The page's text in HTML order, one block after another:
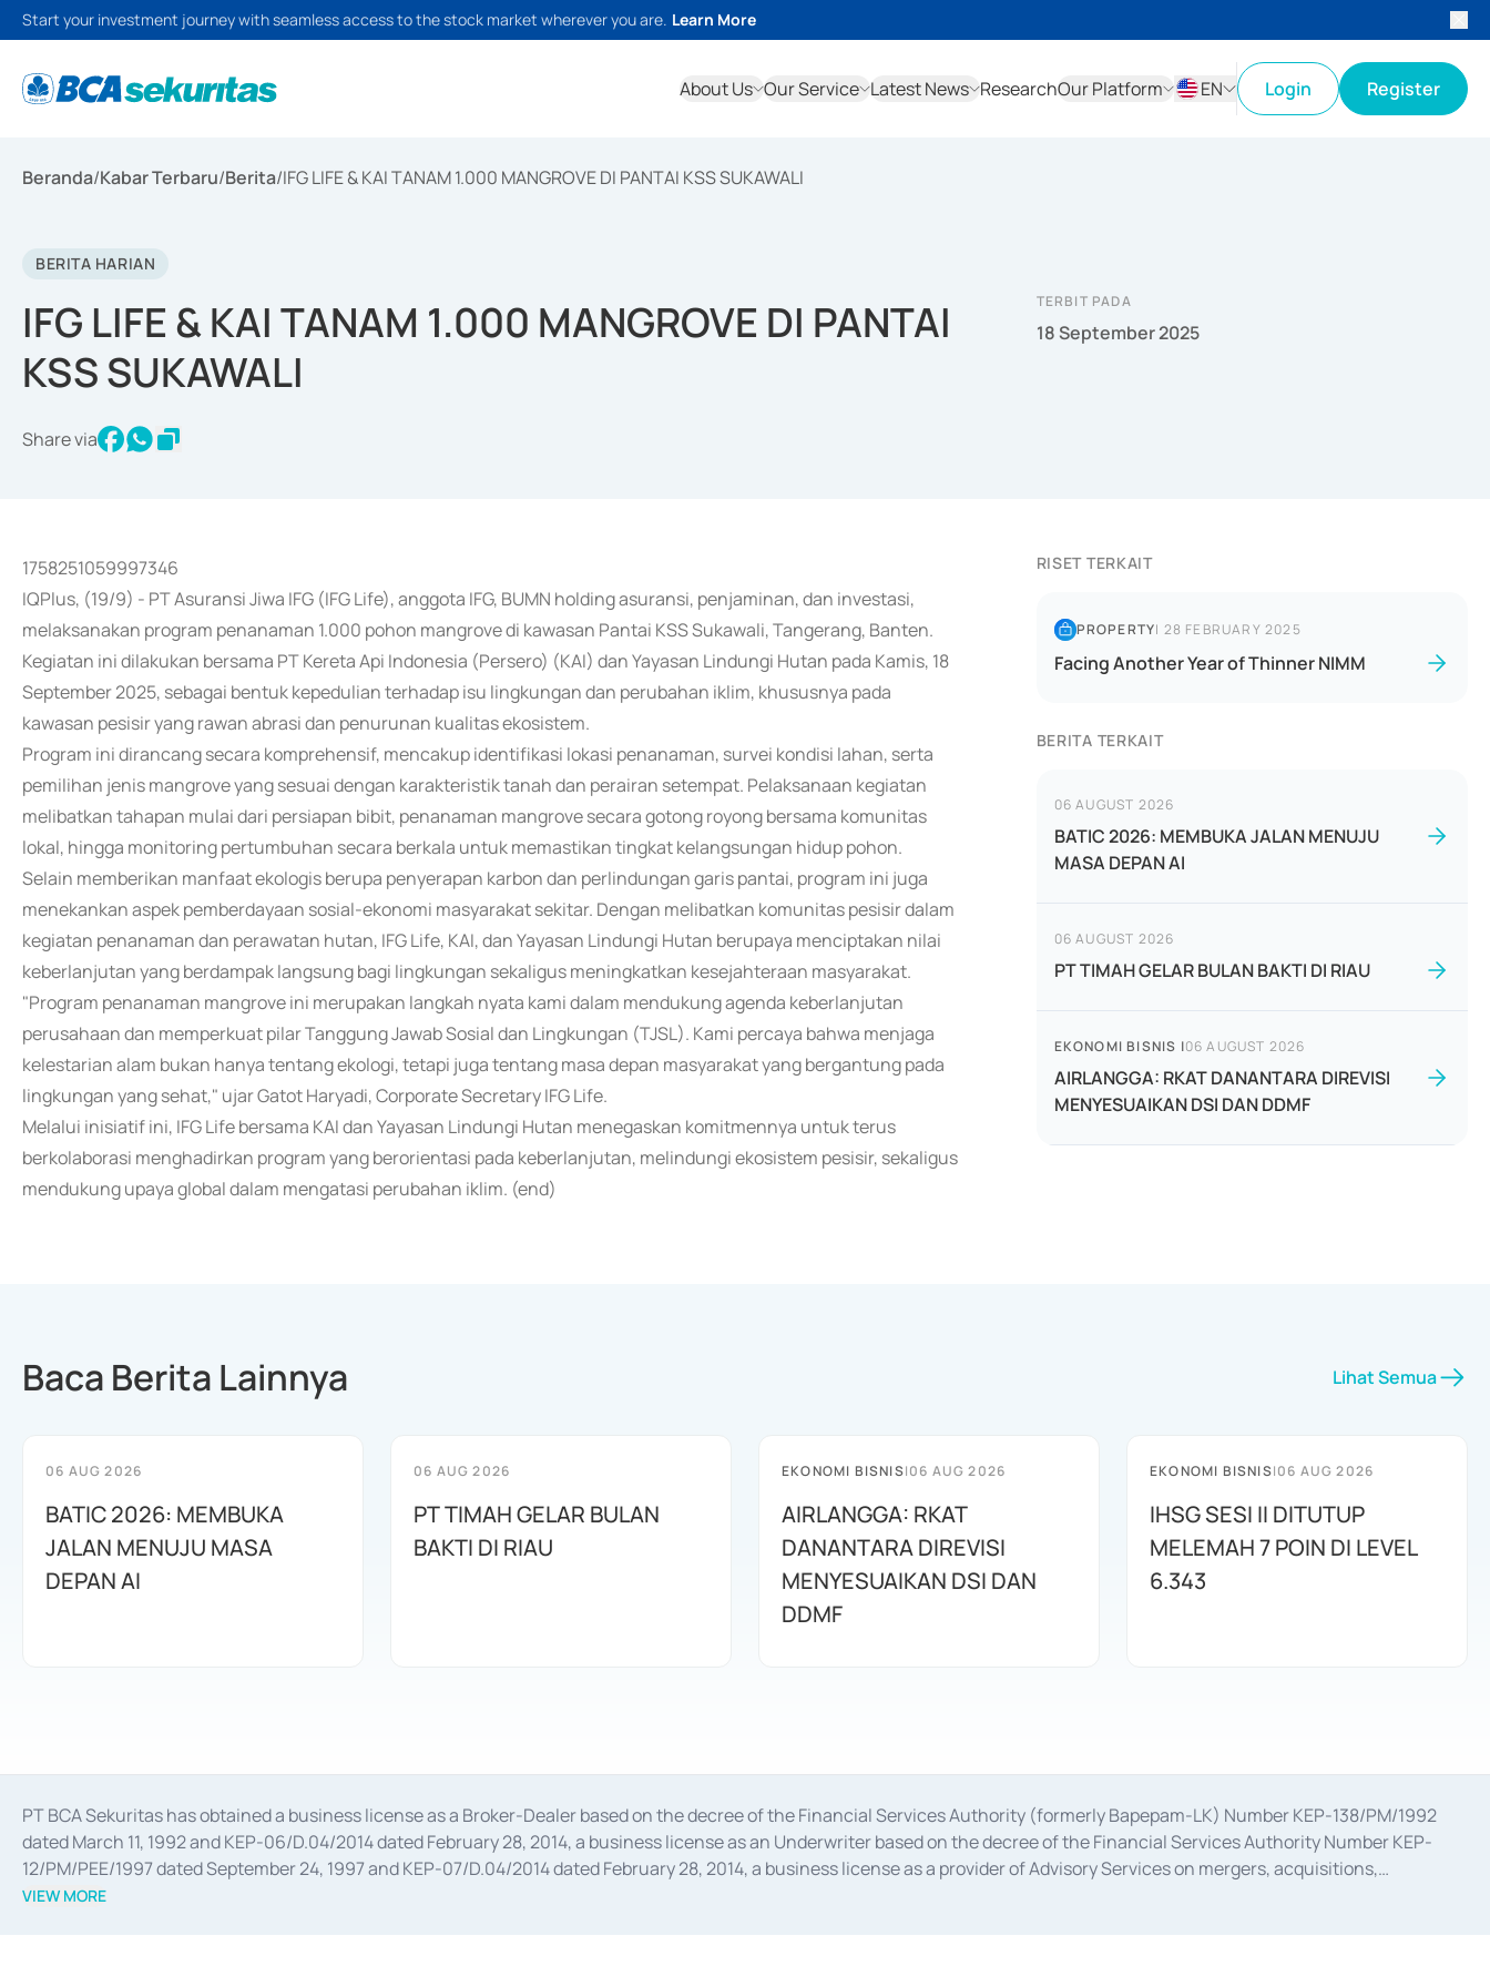
Start your investment journey with seamless access to the stock market wherever you are. Learn More
About Us Our Service Latest News ResearchOur Platform
EN
Login Register
Beranda/Kabar Terbaru/Berita/IFG LIFE & KAI TANAM 1.000 MANGROVE DI PANTAI KSS SUKAWALI
BERITA HARIAN
IFG LIFE & KAI TANAM 1.000 MANGROVE DI PANTAI
KSS SUKAWALI
Share via
TERBIT PADA
18 September 2025
1758251059997346
IQPlus, (19/9) - PT Asuransi Jiwa IFG (IFG Life), anggota IFG, BUMN holding asuransi, penjaminan, dan investasi,
melaksanakan program penanaman 1.000 pohon mangrove di kawasan Pantai KSS Sukawali, Tangerang, Banten.
Kegiatan ini dilakukan bersama PT Kereta Api Indonesia (Persero) (KAI) dan Yayasan Lindungi Hutan pada Kamis, 18
September 2025, sebagai bentuk kepedulian terhadap isu lingkungan dan perubahan iklim, khususnya pada
kawasan pesisir yang rawan abrasi dan penurunan kualitas ekosistem.
Program ini dirancang secara komprehensif, mencakup identifikasi lokasi penanaman, survei kondisi lahan, serta
pemilihan jenis mangrove yang sesuai dengan karakteristik tanah dan perairan setempat. Pelaksanaan kegiatan
melibatkan tahapan mulai dari persiapan bibit, penanaman mangrove secara gotong royong bersama komunitas
lokal, hingga monitoring pertumbuhan secara berkala untuk memastikan tingkat kelangsungan hidup pohon.
Selain memberikan manfaat ekologis berupa penyerapan karbon dan perlindungan garis pantai, program ini juga
menekankan aspek pemberdayaan sosial-ekonomi masyarakat sekitar. Dengan melibatkan komunitas pesisir dalam
kegiatan penanaman dan perawatan hutan, IFG Life, KAI, dan Yayasan Lindungi Hutan berupaya menciptakan nilai
keberlanjutan yang berdampak langsung bagi lingkungan sekaligus meningkatkan kesejahteraan masyarakat.
"Program penanaman mangrove ini merupakan langkah nyata kami dalam mendukung agenda keberlanjutan
perusahaan dan memperkuat pilar Tanggung Jawab Sosial dan Lingkungan (TJSL). Kami percaya bahwa menjaga
kelestarian alam bukan hanya tentang ekologi, tetapi juga tentang masa depan masyarakat yang bergantung pada
lingkungan yang sehat," ujar Gatot Haryadi, Corporate Secretary IFG Life.
Melalui inisiatif ini, IFG Life bersama KAI dan Yayasan Lindungi Hutan menegaskan komitmennya untuk terus
berkolaborasi menghadirkan program yang berorientasi pada keberlanjutan, melindungi ekosistem pesisir, sekaligus
mendukung upaya global dalam mengatasi perubahan iklim. (end)
RISET TERKAIT
PROPERTY| 28 FEBRUARY 2025
Facing Another Year of Thinner NIMM
BERITA TERKAIT
06 AUGUST 2026
BATIC 2026: MEMBUKA JALAN MENUJU
MASA DEPAN AI
06 AUGUST 2026
PT TIMAH GELAR BULAN BAKTI DI RIAU
EKONOMI BISNIS |06 AUGUST 2026
AIRLANGGA: RKAT DANANTARA DIREVISI
MENYESUAIKAN DSI DAN DDMF
Baca Berita Lainnya Lihat Semua
06 AUG 2026
BATIC 2026: MEMBUKA
JALAN MENUJU MASA
DEPAN AI
06 AUG 2026
PT TIMAH GELAR BULAN
BAKTI DI RIAU
EKONOMI BISNIS|06 AUG 2026
AIRLANGGA: RKAT
DANANTARA DIREVISI
MENYESUAIKAN DSI DAN
DDMF
EKONOMI BISNIS|06 AUG 2026
IHSG SESI II DITUTUP
MELEMAH 7 POIN DI LEVEL
6.343
PT BCA Sekuritas has obtained a business license as a Broker-Dealer based on the decree of the Financial Services Authority (formerly Bapepam-LK) Number KEP-138/PM/1992
dated March 11, 1992 and KEP-06/D.04/2014 dated February 28, 2014, a business license as an Underwriter based on the decree of the Financial Services Authority Number KEP-
12/PM/PEE/1997 dated September 24, 1997 and KEP-07/D.04/2014 dated February 28, 2014, a business license as a provider of Advisory Services on mergers, acquisitions,
divestments, and joint ventures based on the decree of the Financial Services Authority Number S-67/PM.21/2014 dated February 28, 2014, a business license as a provider of
VIEW MORE